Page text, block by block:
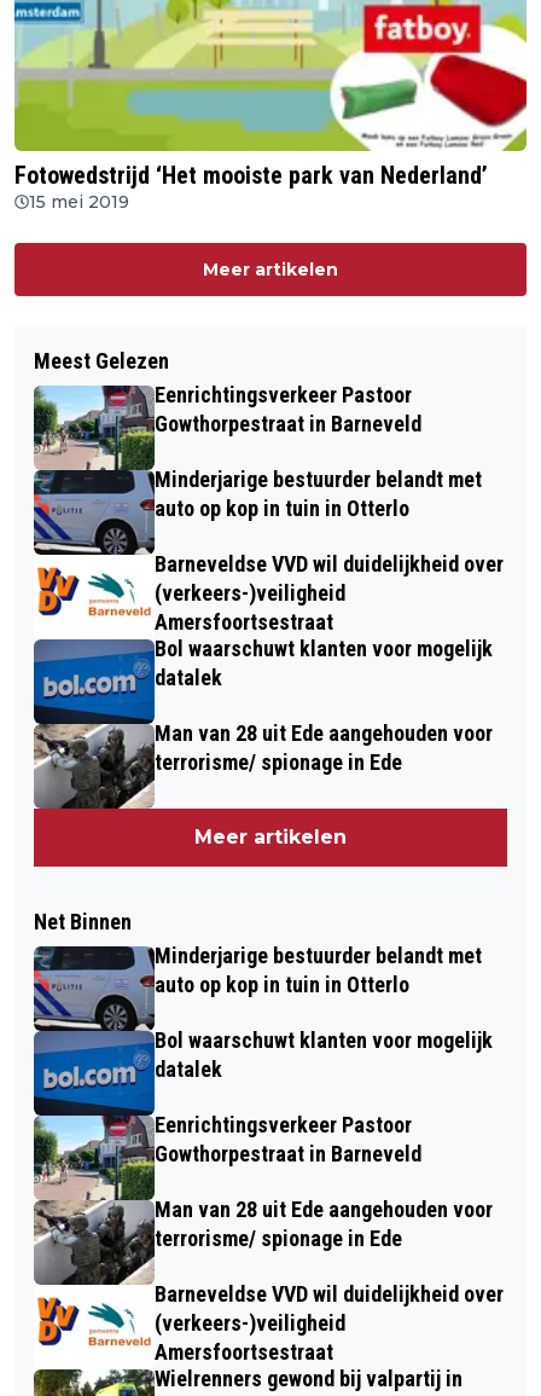
Fotowedstrijd ‘Het mooiste park van Nederland’
15 mei 2019
Meer artikelen
Meest Gelezen
Eenrichtingsverkeer Pastoor
Gowthorpestraat in Barneveld
Minderjarige bestuurder belandt met
auto op kop in tuin in Otterlo
Barneveldse VVD wil duidelijkheid over
(verkeers-)veiligheid
Amersfoortsestraat
Bol waarschuwt klanten voor mogelijk
datalek
Man van 28 uit Ede aangehouden voor
terrorisme/ spionage in Ede
Meer artikelen
Net Binnen
Minderjarige bestuurder belandt met
auto op kop in tuin in Otterlo
Bol waarschuwt klanten voor mogelijk
datalek
Eenrichtingsverkeer Pastoor
Gowthorpestraat in Barneveld
Man van 28 uit Ede aangehouden voor
terrorisme/ spionage in Ede
Barneveldse VVD wil duidelijkheid over
(verkeers-)veiligheid
Amersfoortsestraat
Wielrenners gewond bij valpartij in